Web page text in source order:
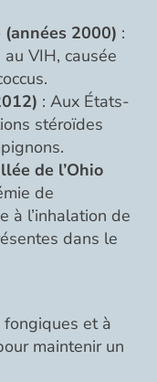
2000) :
VIH, causée
: Aux États-
stéroïdes
de l’Ohio
de
à l’inhalation de
dans le
et à
maintenir un